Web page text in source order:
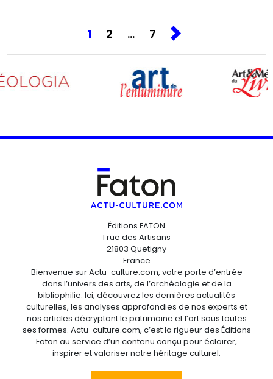
1 2 … 7
Éditions FATON
1 rue des Artisans
21803 Quetigny
France
Bienvenue sur Actu-culture.com, votre porte d’entrée
dans l’univers des arts, de l’archéologie et de la
bibliophilie. Ici, découvrez les dernières actualités
culturelles, les analyses approfondies de nos experts et
nos articles décryptant le patrimoine et l’art sous toutes
ses formes. Actu-culture.com, c’est la rigueur des Éditions
Faton au service d’un contenu conçu pour éclairer,
inspirer et valoriser notre héritage culturel.